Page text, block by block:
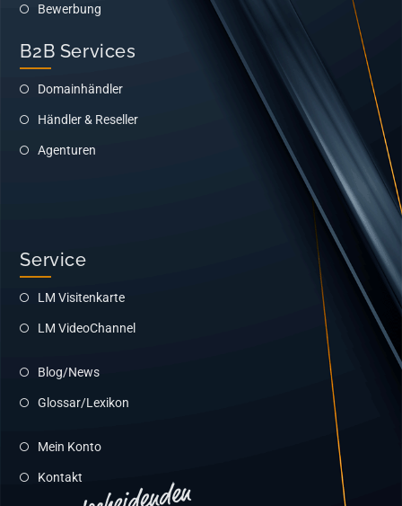
Bewerbung
B2B Services
Domainhändler
Händler & Reseller
Agenturen
Service
LM Visitenkarte
LM VideoChannel
Blog/News
Glossar/Lexikon
Mein Konto
Kontakt